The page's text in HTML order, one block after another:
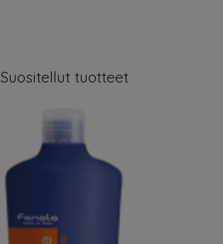
Suositellut tuotteet